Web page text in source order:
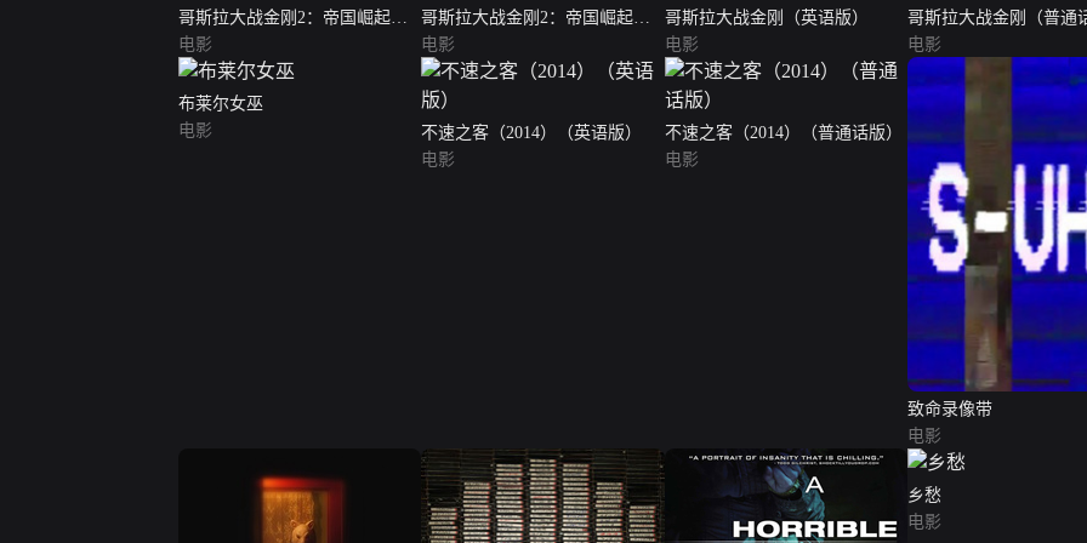
哥斯拉大战金刚2：帝国崛起
（英语版）
电影
哥斯拉大战金刚2：帝国崛起
（普通话版）
电影
哥斯拉大战金刚（英语版）
电影
哥斯拉大战金刚（普通
电影
布莱尔女巫
电影
不速之客（2014）（英语版）
电影
不速之客（2014）（普通话版）
电影
致命录像带
电影
乡愁
电影